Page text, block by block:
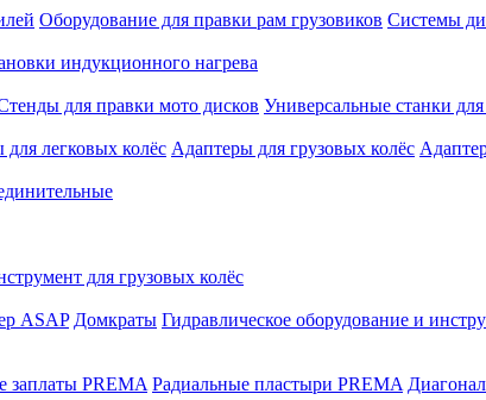
Оборудование для правки рам грузовиков Системы
индукционного нагрева
для правки мото дисков Универсальные станки
легковых колёс Адаптеры для грузовых колёс
для грузовых колёс
ASAP Домкраты Гидравлическое оборудование и
заплаты PREMA Радиальные пластыри PREMA